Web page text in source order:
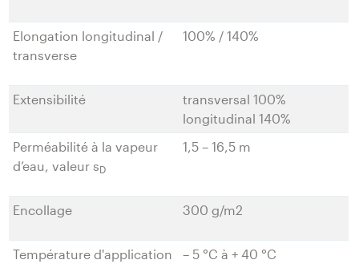
Elongation longitudinal /
transverse
100% / 140%
Extensibilité
transversal 100%
longitudinal 140%
Perméabilité à la vapeur
d’eau, valeur sD
1,5 – 16,5 m
Encollage 300 g/m2
Température d'application
– 5 °C à + 40 °C